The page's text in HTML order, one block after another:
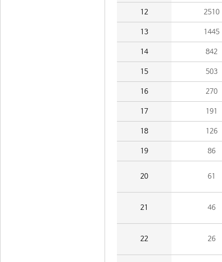
12 2510
13 1445
14 842
15 503
16 270
17 191
18 126
19 86
20 61
21 46
22 26